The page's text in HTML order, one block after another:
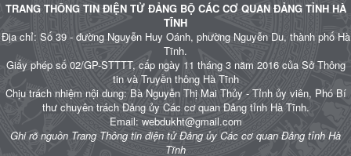
TRANG THÔNG TIN ĐIỆN TỬ ĐẢNG BỘ CÁC CƠ QUAN ĐẢNG TỈNH HÀ
TĨNH
Địa chỉ: Số 39 - đường Nguyễn Huy Oánh, phường Nguyễn Du, thành phố Hà
Tĩnh.
Giấy phép số 02/GP-STTTT, cấp ngày 11 tháng 3 năm 2016 của Sở Thông
tin và Truyền thông Hà Tĩnh
Chịu trách nhiệm nội dung: Bà Nguyễn Thị Mai Thủy - Tỉnh ủy viên, Phó Bí
thư chuyên trách Đảng ủy Các cơ quan Đảng tỉnh Hà Tĩnh.
Email: webdukht@gmail.com
Ghi rõ nguồn Trang Thông tin điện tử Đảng ủy Các cơ quan Đảng tỉnh Hà
Tĩnh